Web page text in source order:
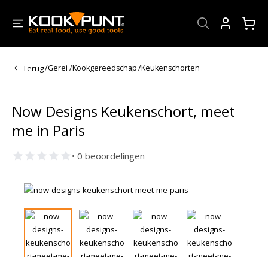
Terug/Gerei /Kookgereedschap/Keukenschorten
Now Designs Keukenschort, meet
me in Paris
• 0 beoordelingen